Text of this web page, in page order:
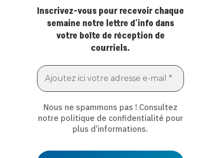
Inscrivez-vous pour recevoir chaque
semaine notre lettre d'info dans
votre boîte de réception de
courriels.
Nous ne spammons pas ! Consultez
notre politique de confidentialité pour
plus d’informations.